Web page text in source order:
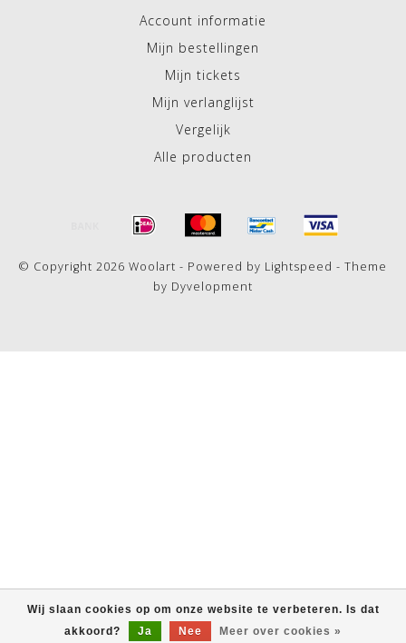
Wij slaan cookies op om onze website te verbeteren. Is dat
akkoord?
Ja Nee Meer over cookies »
Account informatie
Mijn bestellingen
Mijn tickets
Mijn verlanglijst
Vergelijk
Alle producten
© Copyright 2026 Woolart - Powered by Lightspeed - Theme
by Dyvelopment